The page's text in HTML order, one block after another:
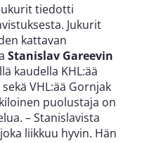
tiedotti
Jukurit
kattavan
Stanislav Gareevin
kaudella KHL:ää
VHL:ää Gornjak
puolustaja on
– Stanislavista
liikkuu hyvin. Hän